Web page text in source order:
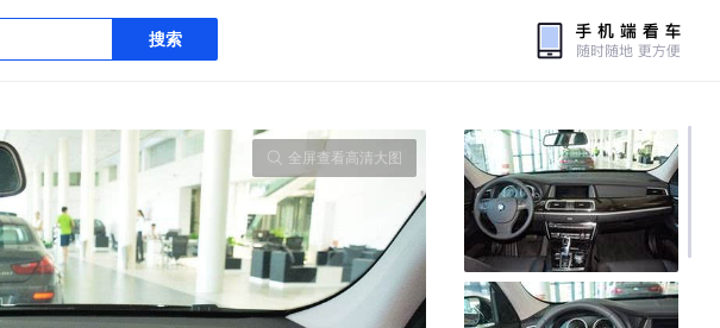
搜索
全屏查看高清大图